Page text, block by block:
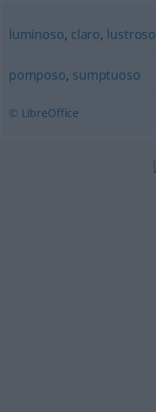
luminoso, claro, lustroso
pomposo, sumptuoso
© LibreOffice